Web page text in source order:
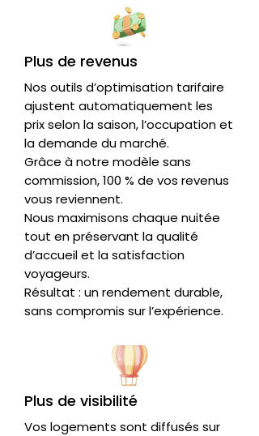
Plus de revenus
Nos outils d’optimisation tarifaire
ajustent automatiquement les
prix selon la saison, l’occupation et
la demande du marché.
Grâce à notre modèle sans
commission, 100 % de vos revenus
vous reviennent.
Nous maximisons chaque nuitée
tout en préservant la qualité
d’accueil et la satisfaction
voyageurs.
Résultat : un rendement durable,
sans compromis sur l’expérience.
Plus de visibilité
Vos logements sont diffusés sur